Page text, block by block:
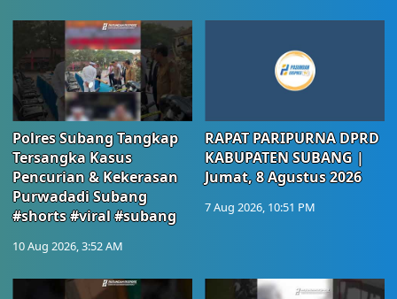
Polres Subang Tangkap
Tersangka Kasus
Pencurian & Kekerasan
Purwadadi Subang
#shorts #viral #subang
10 Aug 2026, 3:52 AM
RAPAT PARIPURNA DPRD
KABUPATEN SUBANG |
Jumat, 8 Agustus 2026
7 Aug 2026, 10:51 PM